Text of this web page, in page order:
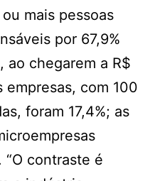
mais pessoas
por 67,9%
ao chegarem a R$
empresas, com 100
foram 17,4%; as
“O contraste é